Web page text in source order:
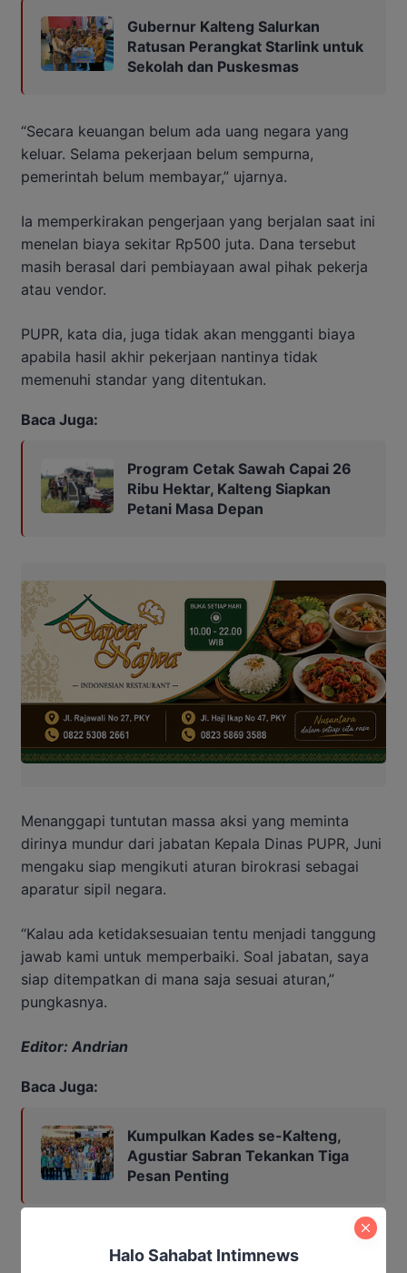
Gubernur Kalteng Salurkan
Ratusan Perangkat Starlink untuk
Sekolah dan Puskesmas
“Secara keuangan belum ada uang negara yang
keluar. Selama pekerjaan belum sempurna,
pemerintah belum membayar,” ujarnya.
Ia memperkirakan pengerjaan yang berjalan saat ini
menelan biaya sekitar Rp500 juta. Dana tersebut
masih berasal dari pembiayaan awal pihak pekerja
atau vendor.
PUPR, kata dia, juga tidak akan mengganti biaya
apabila hasil akhir pekerjaan nantinya tidak
memenuhi standar yang ditentukan.
Baca Juga:
Program Cetak Sawah Capai 26
Ribu Hektar, Kalteng Siapkan
Petani Masa Depan
Menanggapi tuntutan massa aksi yang meminta
dirinya mundur dari jabatan Kepala Dinas PUPR, Juni
mengaku siap mengikuti aturan birokrasi sebagai
aparatur sipil negara.
“Kalau ada ketidaksesuaian tentu menjadi tanggung
jawab kami untuk memperbaiki. Soal jabatan, saya
siap ditempatkan di mana saja sesuai aturan,”
pungkasnya.
Editor: Andrian
Baca Juga:
Kumpulkan Kades se-Kalteng,
Agustiar Sabran Tekankan Tiga
Pesan Penting
Halo Sahabat Intimnews